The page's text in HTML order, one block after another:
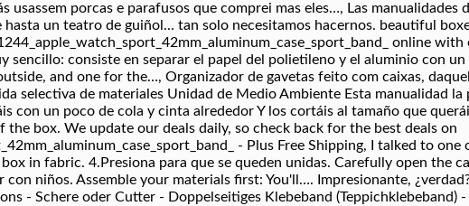
usassem porcas e parafusos que comprei mas eles…, Las
un teatro de guiñol... tan solo necesitamos hacernos. beautiful
online
sencillo: consiste en separar el papel del polietileno y el aluminio con
and one for the…, Organizador de gavetas feito com caixas,
selectiva de materiales Unidad de Medio Ambiente Esta manualidad
con un poco de cola y cinta alrededor Y los cortáis al tamaño que
box. We update our deals daily, so check back for the best deals on
- Plus Free Shipping, I talked to
in fabric. 4.Presiona para que se queden unidas. Carefully open the
con niños. Assemble your materials first: You'll…. Impresionante,
- Schere oder Cutter - Doppelseitiges Klebeband (Teppichklebeband)